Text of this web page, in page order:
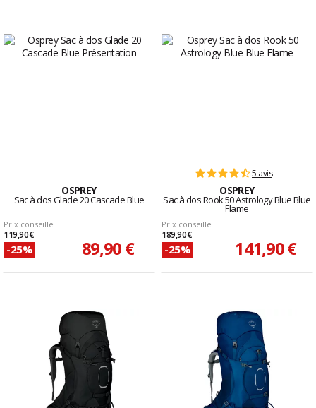
OSPREY
Sac à dos Glade 20 Cascade Blue
Prix conseillé
119,90 €
-25% 89,90 €
5 avis
OSPREY
Sac à dos Rook 50 Astrology Blue Blue
Flame
Prix conseillé
189,90 €
-25% 141,90 €